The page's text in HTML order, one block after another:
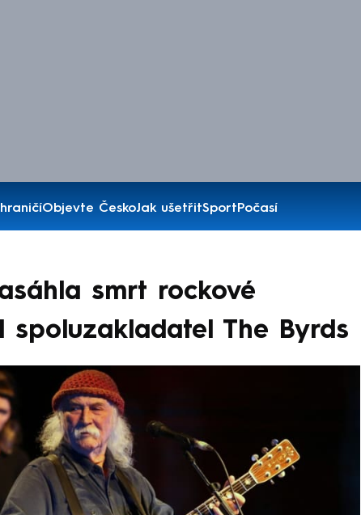
Objevte ČeskoJak ušetřitSportPočasí
smrt rockové
spoluzakladatel The Byrds